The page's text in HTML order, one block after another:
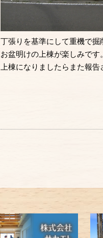
丁張りを基準にして重機で掘
お盆明けの上棟が楽しみです。
上棟になりましたらまた報告